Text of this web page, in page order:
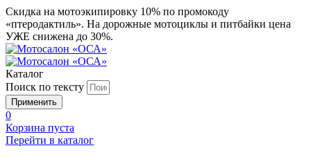
Скидка на мотоэкипировку 10% по промокоду
«птеродактиль». На дорожные мотоциклы и питбайки цена
УЖЕ снижена до 30%.
Каталог
Поиск по тексту
0
Корзина пуста
Перейти в каталог